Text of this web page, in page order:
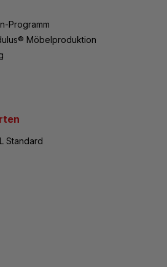
Programm
Möbelproduktion
Standard